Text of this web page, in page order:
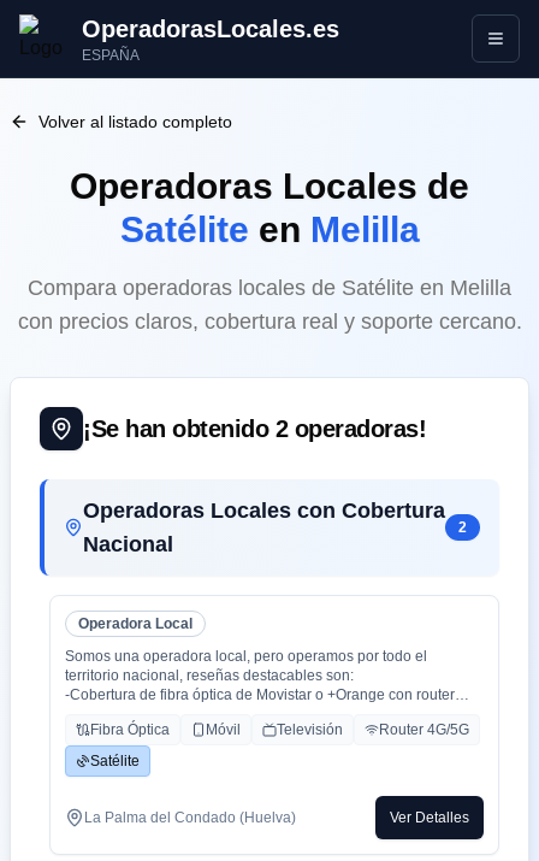
OperadorasLocales.es
ESPAÑA Abrir
Volver al listado completo
Operadoras Locales de
Satélite en Melilla
Compara operadoras locales de Satélite en Melilla
con precios claros, cobertura real y soporte cercano.
¡Se han obtenido 2operadoras!
Operadoras Locales con Cobertura
Nacional
2
Operadora Local
Somos una operadora local, pero operamos por todo el
territorio nacional, reseñas destacables son:
-Cobertura de fibra óptica de Movistar o +Orange con router
-Cobertura movil con triple cobertura Orange, Yoigo y Movistar
-TV con todo el deporte o con toda la plataformas de cine y
series como Netflix, HBO, Amazon Prime, Apple TV, Disney+
-También somos colaboradores con alarmas de la marca ADT
con la mayor red de alarma de Europa.
Fibra Óptica Móvil Televisión
Router 4G/5G
Satélite
La Palma del Condado (Huelva) Ver Detalles